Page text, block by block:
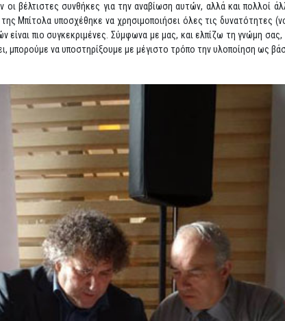
βέλτιστες συνθήκες για την αναβίωση αυτών, αλλά και πολλοί
υποσχέθηκε να χρησιμοποιήσει όλες τις δυνατότητες
πιο συγκεκριμένες. Σύμφωνα με μας, και ελπίζω τη γνώμη
μπορούμε να υποστηρίξουμε με μέγιστο τρόπο την υλοποίηση ως